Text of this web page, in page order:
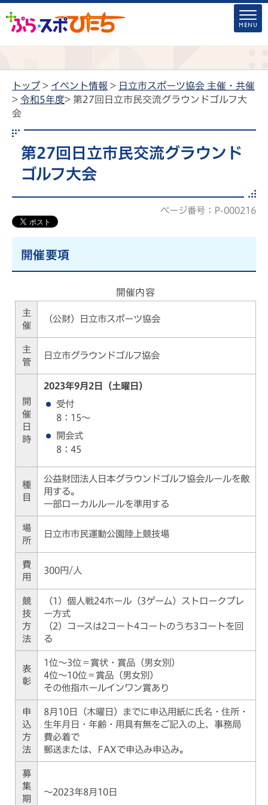
トップ > イベント情報 > 日立市スポーツ協会 主催・共催
> 令和5年度> 第27回日立市民交流グラウンドゴルフ大
会
第27回日立市民交流グラウンド
ゴルフ大会
ページ番号：P-000216
開催要項
開催内容
主
催
（公財）日立市スポーツ協会
主
管
日立市グラウンドゴルフ協会
開
催
日
時
2023年9月2日（土曜日）
受付
8：15～
開会式
8：45
種
目
公益財団法人日本グラウンドゴルフ協会ルールを敵
用する。
一部ローカルルールを準用する
場
所
日立市市民運動公園陸上競技場
費
用
300円/人
競
技
方
法
（1）個人戦24ホール（3ゲーム）ストロークプレ
ー方式
（2）コースは2コート4コートのうち3コートを回
る
表
彰
1位～3位＝賞状・賞品（男女別）
4位～10位＝賞品（男女別）
その他指ホールインワン賞あり
申
込
方
法
8月10日（木曜日）までに申込用紙に氏名・住所・
生年月日・年齢・用具有無をご記入の上、事務局
費必着で
郵送または、FAXで申込み申込み。
募
集
期
～2023年8月10日